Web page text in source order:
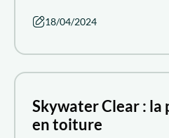
FR
18/04/2024
Skywater Clear :
en toiture